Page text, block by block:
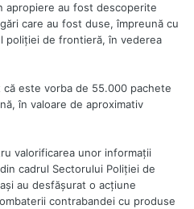
apropiere au fost descoperite
care au fost duse, împreună cu
poliţiei de frontieră, în vederea
este vorba de 55.000 pachete
în valoare de aproximativ
valorificarea unor informaţii
cadrul Sectorului Poliţiei de
au desfăşurat o acţiune
contrabandei cu produse